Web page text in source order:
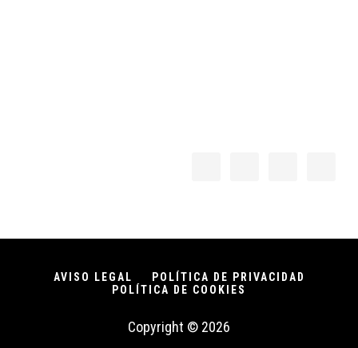
AVISO LEGAL
POLÍTICA DE PRIVACIDAD
POLÍTICA DE COOKIES
Copyright © 2026